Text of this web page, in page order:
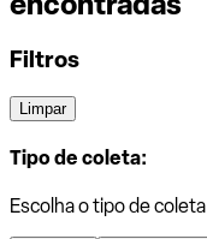
Filtros
Limpar
Tipo de coleta:
Escolha o tipo de coleta